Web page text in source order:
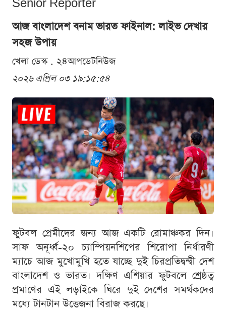
Senior Reporter
আজ বাংলাদেশ বনাম ভারত ফাইনাল: লাইভ দেখার
সহজ উপায়
খেলা ডেস্ক . ২৪আপডেটনিউজ
২০২৬ এপ্রিল ০৩ ১৯:১৫:৫৪
ফুটবল প্রেমীদের জন্য আজ একটি রোমাঞ্চকর দিন।
সাফ অনূর্ধ্ব-২০ চ্যাম্পিয়নশিপের শিরোপা নির্ধারণী
ম্যাচে আজ মুখোমুখি হতে যাচ্ছে দুই চিরপ্রতিদ্বন্দ্বী দেশ
বাংলাদেশ ও ভারত। দক্ষিণ এশিয়ার ফুটবলে শ্রেষ্ঠত্ব
প্রমাণের এই লড়াইকে ঘিরে দুই দেশের সমর্থকদের
মধ্যে টানটান উত্তেজনা বিরাজ করছে।